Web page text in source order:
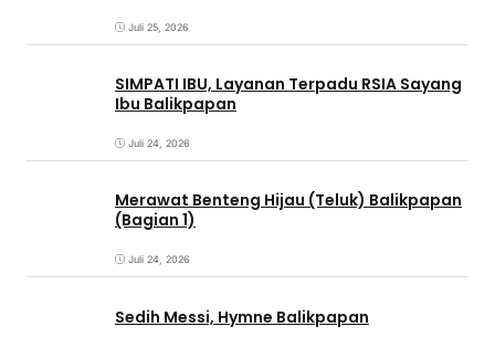
Juli 25, 2026
SIMPATI IBU, Layanan Terpadu RSIA Sayang
Ibu Balikpapan
Juli 24, 2026
Merawat Benteng Hijau (Teluk) Balikpapan
(Bagian 1)
Juli 24, 2026
Sedih Messi, Hymne Balikpapan